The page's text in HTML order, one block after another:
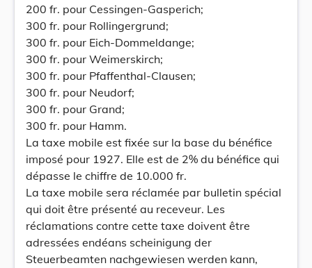
200 fr. pour Cessingen-Gasperich;
300 fr. pour Rollingergrund;
300 fr. pour Eich-Dommeldange;
300 fr. pour Weimerskirch;
300 fr. pour Pfaffenthal-Clausen;
300 fr. pour Neudorf;
300 fr. pour Grand;
300 fr. pour Hamm.
La taxe mobile est fixée sur la base du bénéfice
imposé pour 1927. Elle est de 2% du bénéfice qui
dépasse le chiffre de 10.000 fr.
La taxe mobile sera réclamée par bulletin spécial
qui doit être présenté au receveur. Les
réclamations contre cette taxe doivent être
adressées endéans scheinigung der
Steuerbeamten nachgewiesen werden kann,